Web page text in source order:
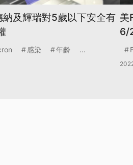
納及輝瑞對5歲以下安全有
感染 年齡 ...
美
6/